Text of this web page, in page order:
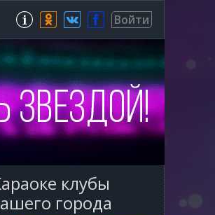
Войти
клубы
города